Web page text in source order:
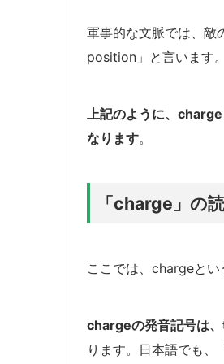
軍事的な文脈では、敵
position」と言います。
上記のように、
なります。
「charge」の
ここでは、chargeとい
chargeの発音記号は
ります。日本語でも、